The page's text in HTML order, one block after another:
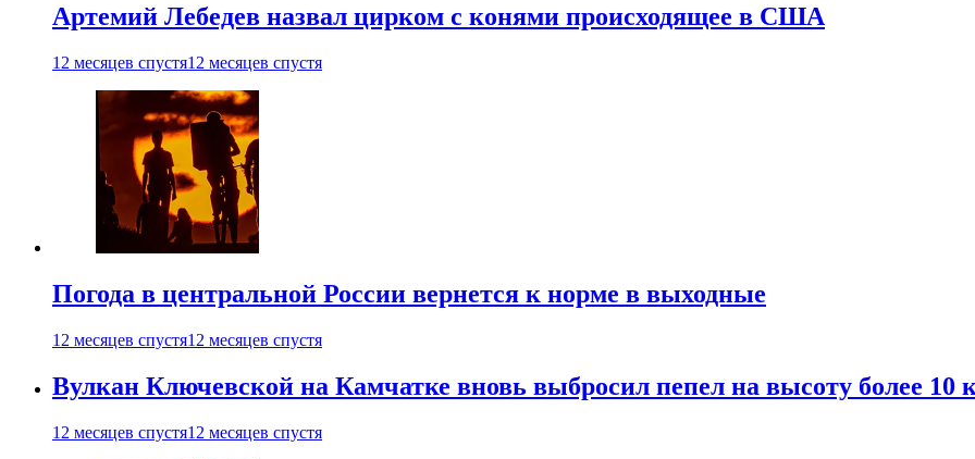
Артемий Лебедев назвал цирком с конями происходящее в США
12 месяцев спустя12 месяцев спустя
Погода в центральной России вернется к норме в выходные
12 месяцев спустя12 месяцев спустя
Вулкан Ключевской на Камчатке вновь выбросил пепел на высоту более 10
12 месяцев спустя12 месяцев спустя